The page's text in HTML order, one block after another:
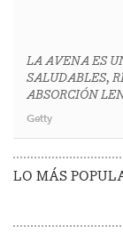
LA AVENA ES
SALUDABLES,
ABSORCIÓN
Getty
LO MÁS